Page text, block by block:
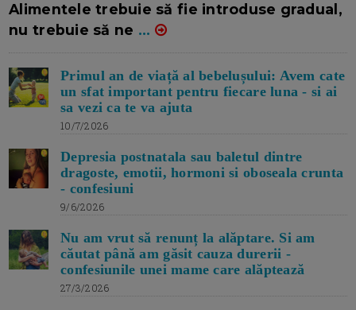
Alimentele trebuie să fie introduse gradual,
nu trebuie să ne ...
Primul an de viață al bebelușului: Avem cate
un sfat important pentru fiecare luna - si ai
sa vezi ca te va ajuta
10/7/2026
Depresia postnatala sau baletul dintre
dragoste, emotii, hormoni si oboseala crunta
- confesiuni
9/6/2026
Nu am vrut să renunț la alăptare. Si am
căutat până am găsit cauza durerii -
confesiunile unei mame care alăptează
27/3/2026